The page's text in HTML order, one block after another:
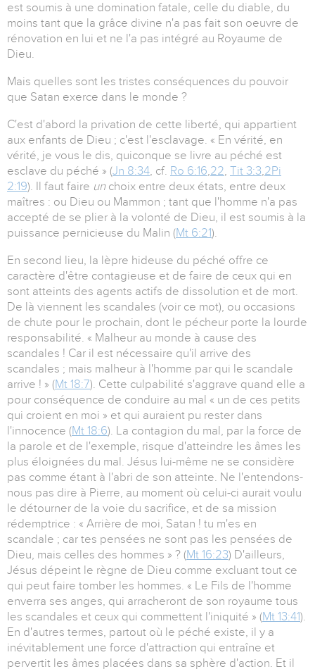
est soumis à une domination fatale, celle du diable, du
moins tant que la grâce divine n'a pas fait son oeuvre de
rénovation en lui et ne l'a pas intégré au Royaume de
Dieu.
Mais quelles sont les tristes conséquences du pouvoir
que Satan exerce dans le monde ?
C'est d'abord la privation de cette liberté, qui appartient
aux enfants de Dieu ; c'est l'esclavage. « En vérité, en
vérité, je vous le dis, quiconque se livre au péché est
esclave du péché » (Jn 8:34, cf. Ro 6:16,22, Tit 3:3,2Pi
2:19). Il faut faire un choix entre deux états, entre deux
maîtres : ou Dieu ou Mammon ; tant que l'homme n'a pas
accepté de se plier à la volonté de Dieu, il est soumis à la
puissance pernicieuse du Malin (Mt 6:21).
En second lieu, la lèpre hideuse du péché offre ce
caractère d'être contagieuse et de faire de ceux qui en
sont atteints des agents actifs de dissolution et de mort.
De là viennent les scandales (voir ce mot), ou occasions
de chute pour le prochain, dont le pécheur porte la lourde
responsabilité. « Malheur au monde à cause des
scandales ! Car il est nécessaire qu'il arrive des
scandales ; mais malheur à l'homme par qui le scandale
arrive ! » (Mt 18:7). Cette culpabilité s'aggrave quand elle a
pour conséquence de conduire au mal « un de ces petits
qui croient en moi » et qui auraient pu rester dans
l'innocence (Mt 18:6). La contagion du mal, par la force de
la parole et de l'exemple, risque d'atteindre les âmes les
plus éloignées du mal. Jésus lui-même ne se considère
pas comme étant à l'abri de son atteinte. Ne l'entendons-
nous pas dire à Pierre, au moment où celui-ci aurait voulu
le détourner de la voie du sacrifice, et de sa mission
rédemptrice : « Arrière de moi, Satan ! tu m'es en
scandale ; car tes pensées ne sont pas les pensées de
Dieu, mais celles des hommes » ? (Mt 16:23) D'ailleurs,
Jésus dépeint le règne de Dieu comme excluant tout ce
qui peut faire tomber les hommes. « Le Fils de l'homme
enverra ses anges, qui arracheront de son royaume tous
les scandales et ceux qui commettent l'iniquité » (Mt 13:41).
En d'autres termes, partout où le péché existe, il y a
inévitablement une force d'attraction qui entraîne et
pervertit les âmes placées dans sa sphère d'action. Et il